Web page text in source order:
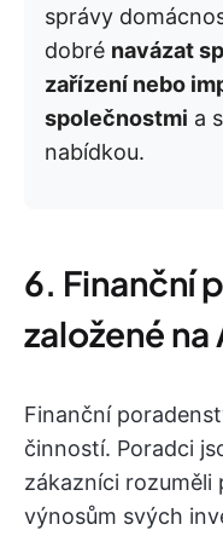
správy
dobré navázat
zařízení nebo
společnostmi a
nabídkou.
6. Finanční
založené na
Finanční
činností. Poradci
zákazníci rozuměli
výnosům svých